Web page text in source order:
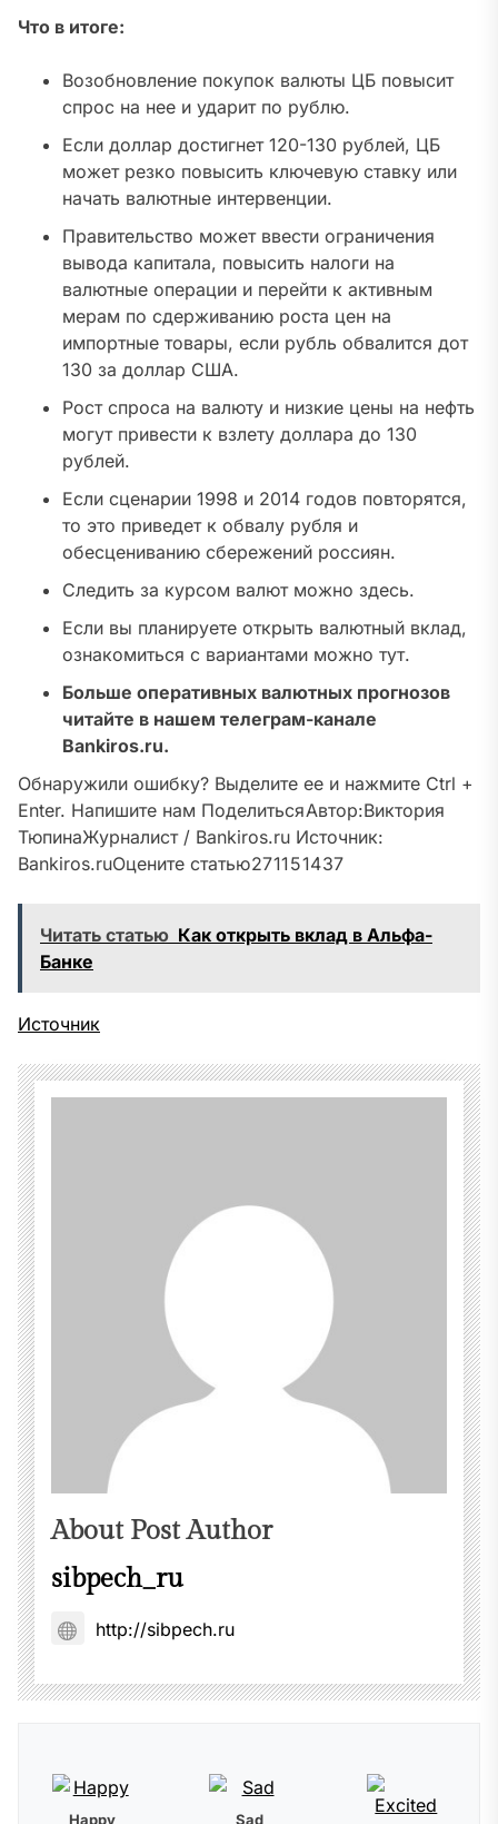
Что в итоге:
Возобновление покупок валюты ЦБ повысит
спрос на нее и ударит по рублю.
Если доллар достигнет 120-130 рублей, ЦБ
может резко повысить ключевую ставку или
начать валютные интервенции.
Правительство может ввести ограничения
вывода капитала, повысить налоги на
валютные операции и перейти к активным
мерам по сдерживанию роста цен на
импортные товары, если рубль обвалится дот
130 за доллар США.
Рост спроса на валюту и низкие цены на нефть
могут привести к взлету доллара до 130
рублей.
Если сценарии 1998 и 2014 годов повторятся,
то это приведет к обвалу рубля и
обесцениванию сбережений россиян.
Следить за курсом валют можно здесь.
Если вы планируете открыть валютный вклад,
ознакомиться с вариантами можно тут.
Больше оперативных валютных прогнозов
читайте в нашем телеграм-канале
Bankiros.ru.
Обнаружили ошибку? Выделите ее и нажмите Ctrl +
Enter. Напишите нам ПоделитьсяАвтор:Виктория
ТюпинаЖурналист / Bankiros.ru Источник:
Bankiros.ruОцените статью2711 51437
Читать статью Как открыть вклад в Альфа-
Банке
Источник
About Post Author
sibpech_ru
http://sibpech.ru
Happy Sad